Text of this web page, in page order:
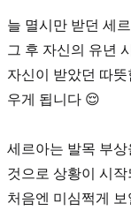
늘 멸시만 받던 세
그 후 자신의 유년
자신이 받았던 따
우게 됩니다 😌
세르아는 발목 부
것 으로 상황이 시
처음엔 미심쩍게